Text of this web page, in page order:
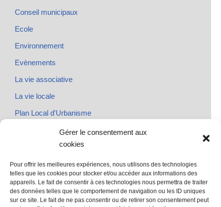
Gérer le consentement aux
cookies
Pour offrir les meilleures expériences, nous utilisons des technologies
telles que les cookies pour stocker et/ou accéder aux informations des
appareils. Le fait de consentir à ces technologies nous permettra de traiter
des données telles que le comportement de navigation ou les ID uniques
sur ce site. Le fait de ne pas consentir ou de retirer son consentement peut
Conseil municipaux
Ecole
Environnement
Evènements
La vie associative
La vie locale
Plan Local d'Urbanisme
@ Sainte Marie des Champs